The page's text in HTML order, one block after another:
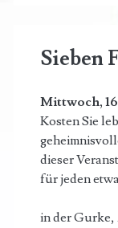
Sieben
Mittwoch,
Kosten Sie
dieser
für jeden
in der Gurke,